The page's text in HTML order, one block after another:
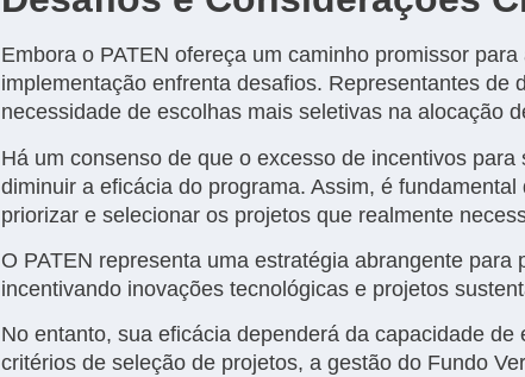
Embora o PATEN ofereça um caminho promissor
implementação enfrenta desafios. Representantes de
necessidade de escolhas mais seletivas na alocação
Há um consenso de que o excesso de incentivos
diminuir a eficácia do programa. Assim, é
priorizar e selecionar os projetos que realmente
O PATEN representa uma estratégia abrangente
incentivando inovações tecnológicas e projetos
No entanto, sua eficácia dependerá da capacidade
critérios de seleção de projetos, a gestão do Fundo